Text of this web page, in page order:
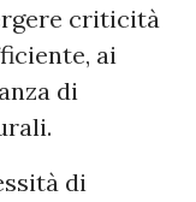
criticità
ai
di
di